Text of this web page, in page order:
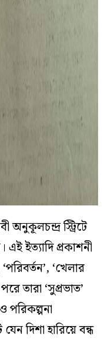
অনুকূলচন্দ্র স্ট্রিটে
ইত্যাদি প্রকাশনী
‘খেলার
তারা ‘সুপ্রভাত’
পরিকল্পনা
দিশা হারিয়ে বন্ধ